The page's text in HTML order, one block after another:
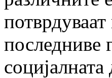
последниве